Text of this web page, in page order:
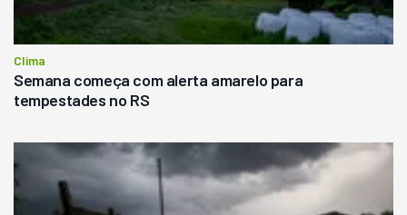
Clima
Semana começa com alerta amarelo para
tempestades no RS